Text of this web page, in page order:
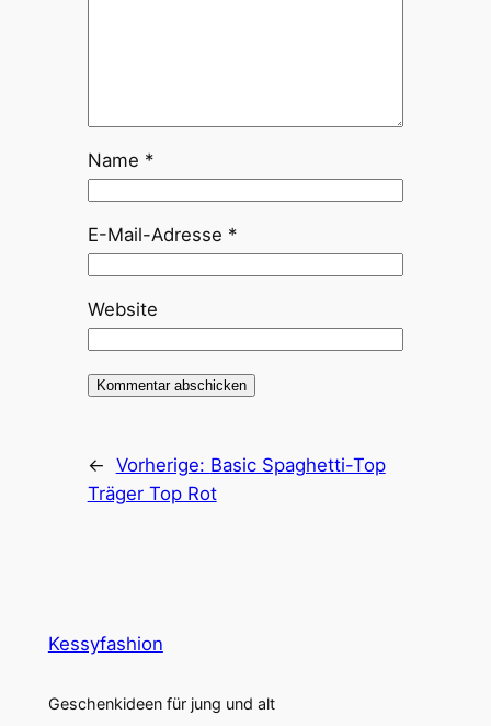
Name *
E-Mail-Adresse *
Website
← Vorherige: Basic Spaghetti-Top
Träger Top Rot
Kessyfashion
Geschenkideen für jung und alt